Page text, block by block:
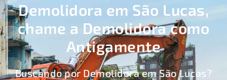
Demolidora em São Lucas,
chame a Demolidora como
Antigamente
Buscando por Demolidora em São Lucas?